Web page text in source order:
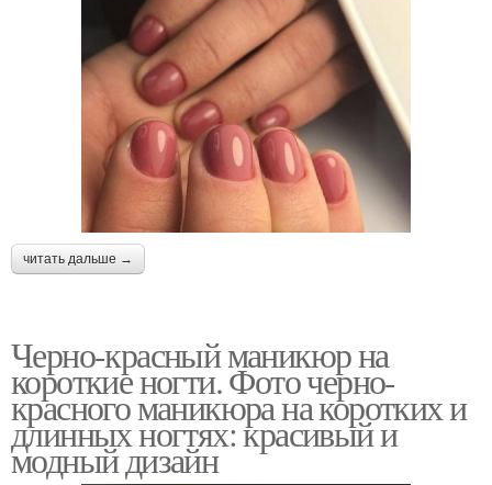
читать дальше →
Черно-красный маникюр на
короткие ногти. Фото черно-
красного маникюра на коротких и
длинных ногтях: красивый и
модный дизайн